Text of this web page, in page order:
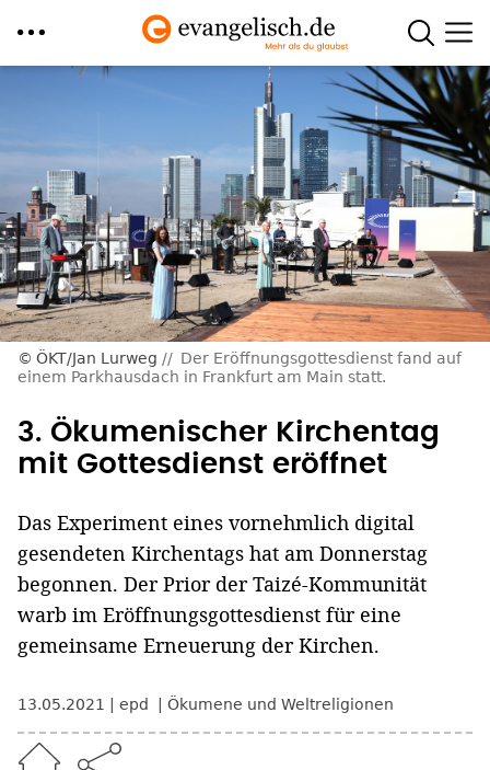
ÖKT/Jan Lurweg
Der Eröffnungsgottesdienst fand auf
einem Parkhausdach in Frankfurt am Main statt.
3. Ökumenischer Kirchentag
mit Gottesdienst eröffnet
Das Experiment eines vornehmlich digital
gesendeten Kirchentags hat am Donnerstag
begonnen. Der Prior der Taizé-Kommunität
warb im Eröffnungsgottesdienst für eine
gemeinsame Erneuerung der Kirchen.
13.05.2021 epd Ökumene und Weltreligionen